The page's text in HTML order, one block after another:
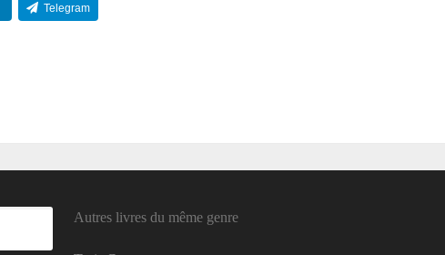
Telegram
Autres livres du même genre